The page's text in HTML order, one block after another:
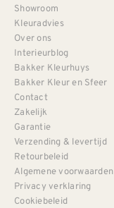
Showroom
Kleuradvies
Over ons
Interieurblog
Bakker Kleurhuys
Bakker Kleur en Sfeer
Contact
Zakelijk
Garantie
Verzending & levertijd
Retourbeleid
Algemene voorwaarden
Privacy verklaring
Cookiebeleid